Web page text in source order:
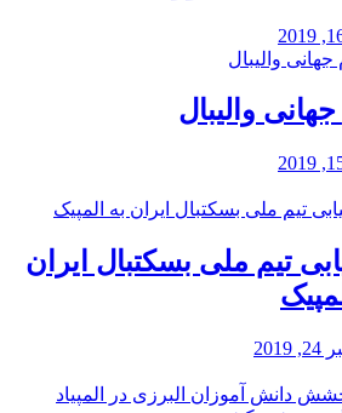
والیبال
تیم ملی بسکتبال ایران